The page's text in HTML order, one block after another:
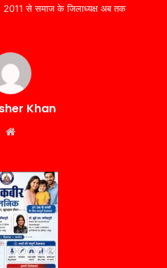
से समाज के जिलाध्यक्ष अब तक
Khan